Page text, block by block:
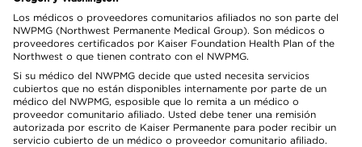
Los médicos o proveedores comunitarios afiliados no son parte del
NWPMG (Northwest Permanente Medical Group). Son médicos o
proveedores certificados por Kaiser Foundation Health Plan of the
Northwest o que tienen contrato con el NWPMG.
Si su médico del NWPMG decide que usted necesita servicios
cubiertos que no están disponibles internamente por parte de un
médico del NWPMG, esposible que lo remita a un médico o
proveedor comunitario afiliado. Usted debe tener una remisión
autorizada por escrito de Kaiser Permanente para poder recibir un
servicio cubierto de un médico o proveedor comunitario afiliado.